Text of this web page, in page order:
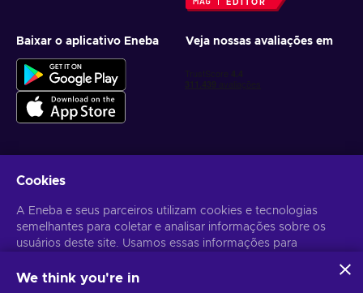
EDITOR
Baixar o aplicativo Eneba Veja nossas avaliações em
Receba ofertas personalizadas de jogos
Inscrever-se
Você pode cancelar sua inscrição a qualquer momento. Acesse
Cookies
A Eneba e seus parceiros utilizam cookies e tecnologias
semelhantes para coletar e analisar informações sobre os
usuários deste site. Usamos essas informações para
Seus dados pessoais também podem ser usados para a
We think you're in